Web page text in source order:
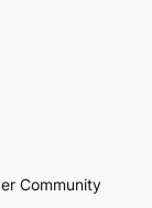
Community